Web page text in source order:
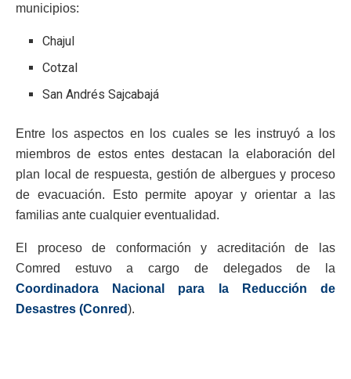
municipios:
Chajul
Cotzal
San Andrés Sajcabajá
Entre los aspectos en los cuales se les instruyó a los
miembros de estos entes destacan la elaboración del
plan local de respuesta, gestión de albergues y proceso
de evacuación. Esto permite apoyar y orientar a las
familias ante cualquier eventualidad.
El proceso de conformación y acreditación de las
Comred estuvo a cargo de delegados de la
Coordinadora Nacional para la Reducción de
Desastres (Conred).